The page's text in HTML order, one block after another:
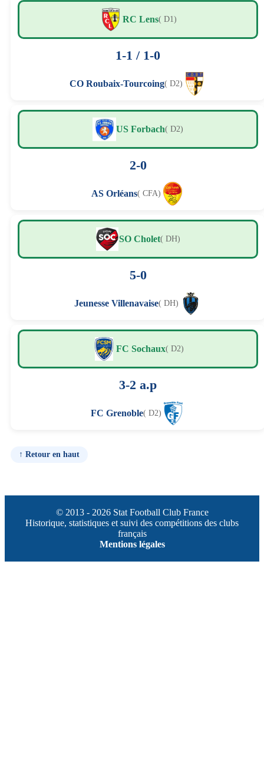
RC Lens( D1)
1-1 / 1-0
CO Roubaix-Tourcoing( D2)
US Forbach( D2)
2-0
AS Orléans( CFA)
SO Cholet( DH)
5-0
Jeunesse Villenavaise( DH)
FC Sochaux( D2)
3-2 a.p
FC Grenoble( D2)
↑ Retour en haut
© 2013 - 2026 Stat Football Club France
Historique, statistiques et suivi des compétitions des clubs
français
Mentions légales